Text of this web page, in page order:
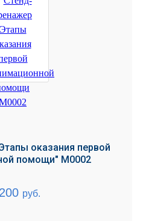
оказания первой
помощи" М0002
руб.